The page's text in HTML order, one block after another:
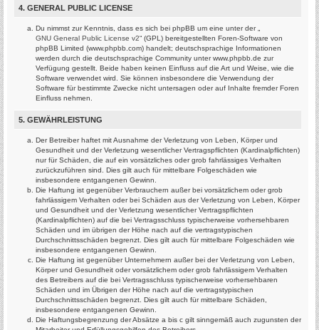
4. GENERAL PUBLIC LICENSE
Du nimmst zur Kenntnis, dass es sich bei phpBB um eine unter der „
GNU General Public License v2“ (GPL) bereitgestellten Foren-Software von
phpBB Limited (www.phpbb.com) handelt; deutschsprachige Informationen
werden durch die deutschsprachige Community unter www.phpbb.de zur
Verfügung gestellt. Beide haben keinen Einfluss auf die Art und Weise, wie die
Software verwendet wird. Sie können insbesondere die Verwendung der
Software für bestimmte Zwecke nicht untersagen oder auf Inhalte fremder Foren
Einfluss nehmen.
5. GEWÄHRLEISTUNG
Der Betreiber haftet mit Ausnahme der Verletzung von Leben, Körper und
Gesundheit und der Verletzung wesentlicher Vertragspflichten (Kardinalpflichten)
nur für Schäden, die auf ein vorsätzliches oder grob fahrlässiges Verhalten
zurückzuführen sind. Dies gilt auch für mittelbare Folgeschäden wie
insbesondere entgangenen Gewinn.
Die Haftung ist gegenüber Verbrauchern außer bei vorsätzlichem oder grob
fahrlässigem Verhalten oder bei Schäden aus der Verletzung von Leben, Körper
und Gesundheit und der Verletzung wesentlicher Vertragspflichten
(Kardinalpflichten) auf die bei Vertragsschluss typischerweise vorhersehbaren
Schäden und im übrigen der Höhe nach auf die vertragstypischen
Durchschnittsschäden begrenzt. Dies gilt auch für mittelbare Folgeschäden wie
insbesondere entgangenen Gewinn.
Die Haftung ist gegenüber Unternehmern außer bei der Verletzung von Leben,
Körper und Gesundheit oder vorsätzlichem oder grob fahrlässigem Verhalten
des Betreibers auf die bei Vertragsschluss typischerweise vorhersehbaren
Schäden und im Übrigen der Höhe nach auf die vertragstypischen
Durchschnittsschäden begrenzt. Dies gilt auch für mittelbare Schäden,
insbesondere entgangenen Gewinn.
Die Haftungsbegrenzung der Absätze a bis c gilt sinngemäß auch zugunsten der